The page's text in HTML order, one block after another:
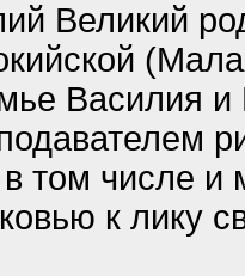
Великий
Василия
в том числе
к лику